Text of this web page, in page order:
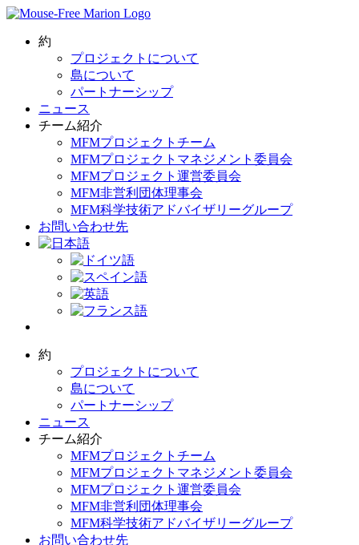
Skip
content約
プロジェクトについて
島について
パートナーシップ
ニュース
チーム紹介
MFMプロジェクトチーム
MFMプロジェクトマネジメント委員会
MFMプロジェクト運営委員会
MFM非営利団体理事会
MFM科学技術アドバイザリーグループ
お問い合わせ先
約
プロジェクトについて
島について
パートナーシップ
ニュース
チーム紹介
MFMプロジェクトチーム
MFMプロジェクトマネジメント委員会
MFMプロジェクト運営委員会
MFM非営利団体理事会
MFM科学技術アドバイザリーグループ
お問い合わせ先